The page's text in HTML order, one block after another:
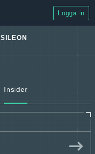
Logga in
SILEON
Insider